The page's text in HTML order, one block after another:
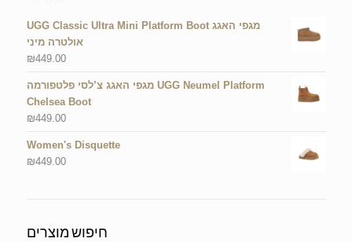
UGG Classic Ultra Mini Platform Boot מגפי האגג
אולטרה מיני
₪449.00
מגפי האגג צ’לסי פלטפורמה UGG Neumel Platform
Chelsea Boot
₪449.00
Women's Disquette
₪449.00
חיפוש מוצרים